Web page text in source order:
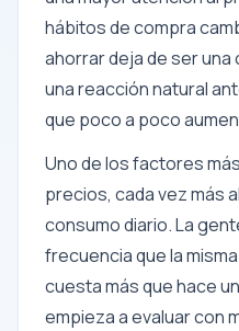
hábitos de compra
ahorrar deja de ser
una reacción natural
que poco a poco
Uno de los factores
precios, cada vez más
consumo diario. La
frecuencia que la
cuesta más que hace
empieza a evaluar con